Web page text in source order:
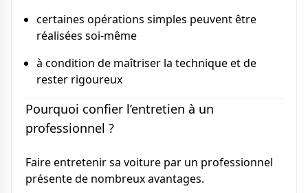
certaines opérations simples peuvent être
réalisées soi-même
à condition de maîtriser la technique et de
rester rigoureux
Pourquoi confier l’entretien à un
professionnel ?
Faire entretenir sa voiture par un professionnel
présente de nombreux avantages.